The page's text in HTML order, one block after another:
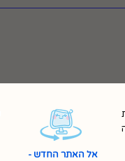
אל האתר החדש -